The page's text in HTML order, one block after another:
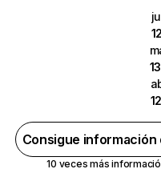
Consigue
10 veces más